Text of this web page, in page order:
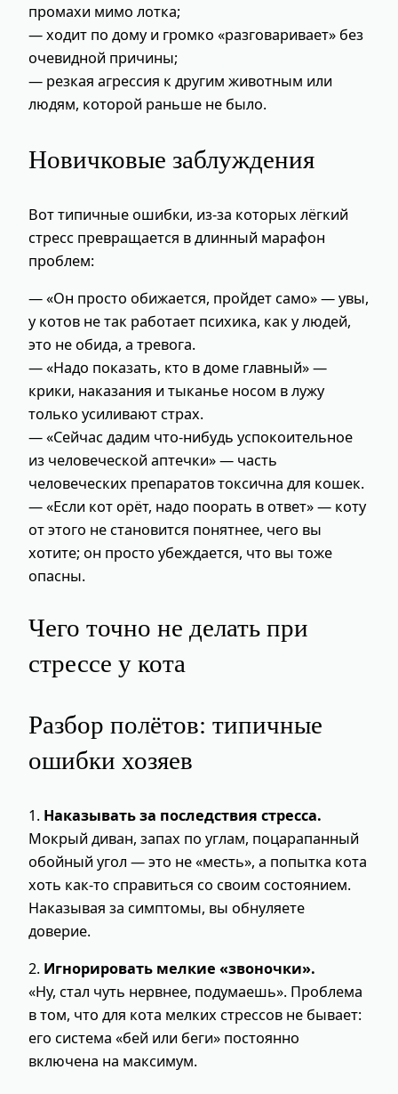
промахи мимо лотка;
— ходит по дому и громко «разговаривает» без
очевидной причины;
— резкая агрессия к другим животным или
людям, которой раньше не было.
Новичковые заблуждения
Вот типичные ошибки, из-за которых лёгкий
стресс превращается в длинный марафон
проблем:
— «Он просто обижается, пройдет само» — увы,
у котов не так работает психика, как у людей,
это не обида, а тревога.
— «Надо показать, кто в доме главный» —
крики, наказания и тыканье носом в лужу
только усиливают страх.
— «Сейчас дадим что-нибудь успокоительное
из человеческой аптечки» — часть
человеческих препаратов токсична для кошек.
— «Если кот орёт, надо поорать в ответ» — коту
от этого не становится понятнее, чего вы
хотите; он просто убеждается, что вы тоже
опасны.
Чего точно не делать при
стрессе у кота
Разбор полётов: типичные
ошибки хозяев
1. Наказывать за последствия стресса.
Мокрый диван, запах по углам, поцарапанный
обойный угол — это не «месть», а попытка кота
хоть как-то справиться со своим состоянием.
Наказывая за симптомы, вы обнуляете
доверие.
2. Игнорировать мелкие «звоночки».
«Ну, стал чуть нервнее, подумаешь». Проблема
в том, что для кота мелких стрессов не бывает:
его система «бей или беги» постоянно
включена на максимум.